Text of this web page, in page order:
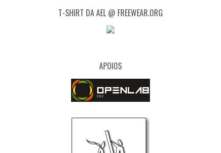
T-SHIRT DA AEL @ FREEWEAR.ORG
APOIOS